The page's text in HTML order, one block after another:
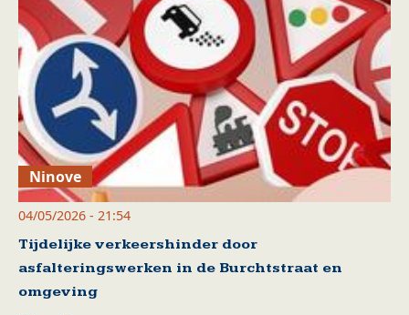
Ninove
04/05/2026 - 21:54
Tijdelijke verkeershinder door
asfalteringswerken in de Burchtstraat en
omgeving